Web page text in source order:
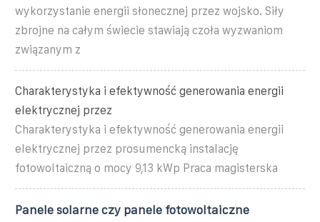
wykorzystanie energii słonecznej przez wojsko. Siły
zbrojne na całym świecie stawiają czoła wyzwaniom
związanym z
Charakterystyka i efektywność generowania energii
elektrycznej przez
Charakterystyka i efektywność generowania energii
elektrycznej przez prosumencką instalację
fotowoltaiczną o mocy 9,13 kWp Praca magisterska
Panele solarne czy panele fotowoltaiczne